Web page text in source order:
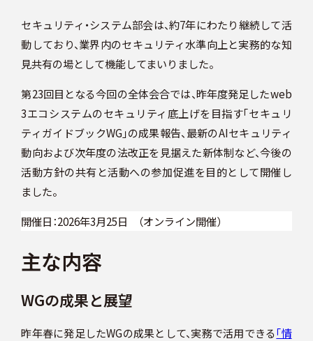
イベント情報
スケジュール
セキュリティ・システム部会は、約7年にわたり継続して活
動しており、業界内のセキュリティ水準向上と実務的な知
見共有の場として機能してまいりました。
第23回目となる今回の全体会合では、昨年度発足したweb
3エコシステムのセキュリティ底上げを目指す「セキュリ
ティガイドブックWG」の成果報告、最新のAIセキュリティ
動向および次年度の法改正を見据えた新体制など、今後の
活動方針の共有と活動への参加促進を目的として開催し
ました。
開催日：2026年3月25日 （オンライン開催）
主な内容
WGの成果と展望
昨年春に発足したWGの成果として、実務で活用できる「情